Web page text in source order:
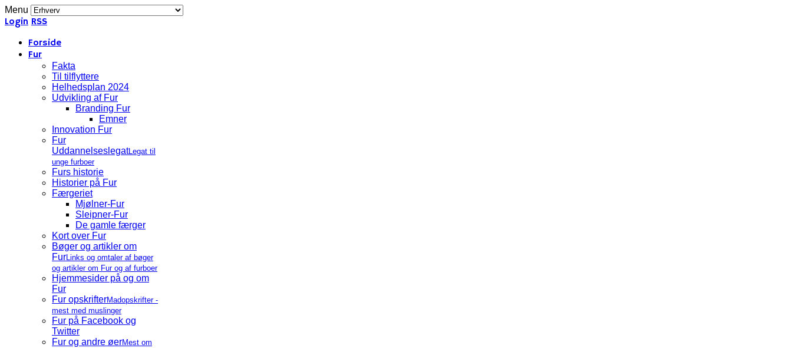
Menu
Login RSS
Forside
Fur
Fakta
Til tilflyttere
Helhedsplan 2024
Udvikling af Fur
Branding Fur
Emner
Innovation Fur
Fur
UddannelseslegatLegat til
unge furboer
Furs historie
Historier på Fur
Færgeriet
Mjølner-Fur
Sleipner-Fur
De gamle færger
Kort over Fur
Bøger og artikler om
FurLinks og omtaler af bøger
og artikler om Fur og af furboer
Hjemmesider på og om
Fur
Fur opskrifterMadopskrifter -
mest med muslinger
Fur på Facebook og
Twitter
Fur og andre øerMest om